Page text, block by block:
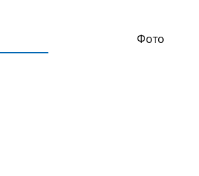
Фото